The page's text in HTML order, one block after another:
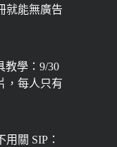
就能無廣告
教學：9/30
，每人只有
關 SIP：